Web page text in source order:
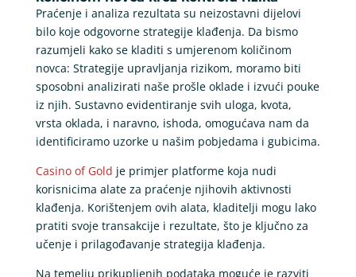
Praćenje i analiza rezultata su neizostavni dijelovi
bilo koje odgovorne strategije klađenja. Da bismo
razumjeli kako se kladiti s umjerenom količinom
novca: Strategije upravljanja rizikom, moramo biti
sposobni analizirati naše prošle oklade i izvući pouke
iz njih. Sustavno evidentiranje svih uloga, kvota,
vrsta oklada, i naravno, ishoda, omogućava nam da
identificiramo uzorke u našim pobjedama i gubicima.
Casino of Gold je primjer platforme koja nudi
korisnicima alate za praćenje njihovih aktivnosti
klađenja. Korištenjem ovih alata, kladitelji mogu lako
pratiti svoje transakcije i rezultate, što je ključno za
učenje i prilagođavanje strategija klađenja.
Na temelju prikupljenih podataka moguće je razviti